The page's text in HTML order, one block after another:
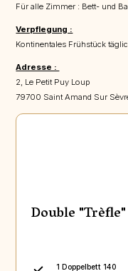
Für alle Zimmer : Bett- und
Verpflegung :
Kontinentales Frühstück
Adresse :
2, Le Petit Puy Loup
79700 Saint Amand Sur
Double "Trèfle"
1 Doppelbett 140